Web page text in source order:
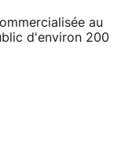
au
d'environ 200